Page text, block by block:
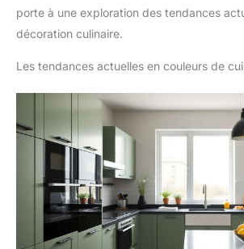
porte à une exploration des tendances
décoration culinaire.
Les tendances actuelles en couleurs de